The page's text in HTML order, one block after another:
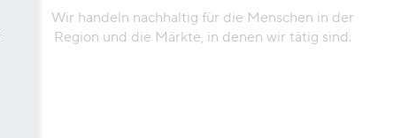
Wir handeln nachhaltig für die Menschen in der
Region und die Märkte, in denen wir tätig sind.